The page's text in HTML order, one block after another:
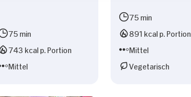
75 min
743 kcal p. Portion
Mittel
75 min
891 kcal p. Portion
Mittel
Vegetarisch